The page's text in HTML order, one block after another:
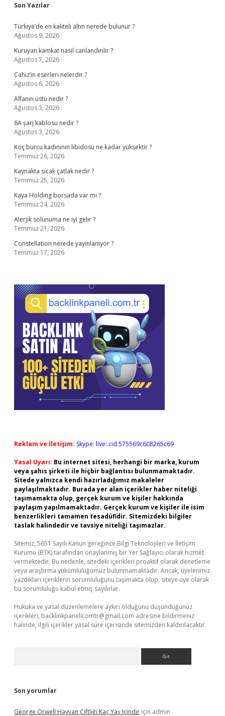
Sidebar
Son Yazılar
Türkiye’de en kaliteli altın nerede bulunur ?
Ağustos 9, 2026
Kuruyan kamkat nasıl canlandırılır ?
Ağustos 7, 2026
Cahiz’in eserleri nelerdir ?
Ağustos 6, 2026
Alfanın üstü nedir ?
Ağustos 3, 2026
6A şarj kablosu nedir ?
Ağustos 3, 2026
Koç burcu kadınının libidosu ne kadar yüksektir ?
Temmuz 26, 2026
Kaynakta sıcak çatlak nedir ?
Temmuz 25, 2026
Kaya Holding borsada var mı ?
Temmuz 24, 2026
Alerjik solunuma ne iyi gelir ?
Temmuz 21, 2026
Constellation nerede yayınlanıyor ?
Temmuz 17, 2026
Reklam ve İletişim: Skype: live:.cid.575569c608265c69
Yasal Uyarı: Bu internet sitesi, herhangi bir marka, kurum
veya şahıs şirketi ile hiçbir bağlantısı bulunmamaktadır.
Sitede yalnızca kendi hazırladığımız makaleler
paylaşılmaktadır. Burada yer alan içerikler haber niteliği
taşımamakta olup, gerçek kurum ve kişiler hakkında
paylaşım yapılmamaktadır. Gerçek kurum ve kişiler ile isim
benzerlikleri tamamen tesadüfidir. Sitemizdeki bilgiler
taslak halindedir ve tavsiye niteliği taşımazlar.
Sitemiz, 5651 Sayılı Kanun gereğince Bilgi Teknolojileri ve İletişim
Kurumu (BTK) tarafından onaylanmış bir Yer Sağlayıcı olarak hizmet
vermektedir. Bu nedenle, sitedeki içerikleri proaktif olarak denetleme
veya araştırma yükümlülüğümüz bulunmamaktadır. Ancak, üyelerimiz
yazdıkları içeriklerin sorumluluğunu taşımakta olup, siteye üye olarak
bu sorumluluğu kabul etmiş sayılırlar.
Hukuka ve yasal düzenlemelere aykırı olduğunu düşündüğünüz
içerikleri, backlinkpanelicomtr@gmail.com adresine bildirmeniz
halinde, ilgili içerikler yasal süre içerisinde sitemizden kaldırılacaktır.
Son yorumlar
George Orwell Hayvan Çiftliği Kaç Yaş Içindir için admin